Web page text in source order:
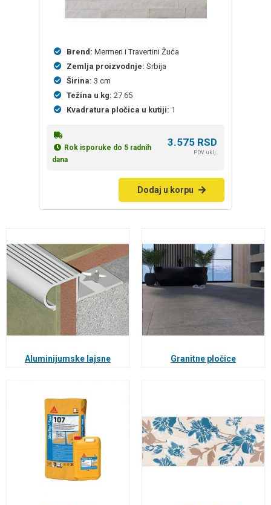
Brend: Mermeri i Travertini Žuća
Zemlja proizvodnje: Srbija
Širina: 3 cm
Težina u kg: 27.65
Kvadratura pločica u kutiji: 1
Rok isporuke do 5 radnih
dana
3.575 RSD
PDV uklj.
Dodaj u korpu
Aluminijumske lajsne Granitne pločice